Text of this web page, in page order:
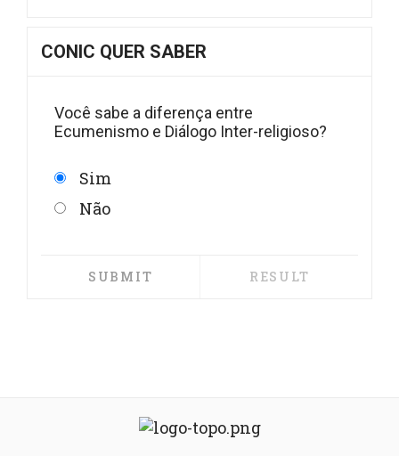
CONIC QUER SABER
Você sabe a diferença entre
Ecumenismo e Diálogo Inter-religioso?
Sim
Não